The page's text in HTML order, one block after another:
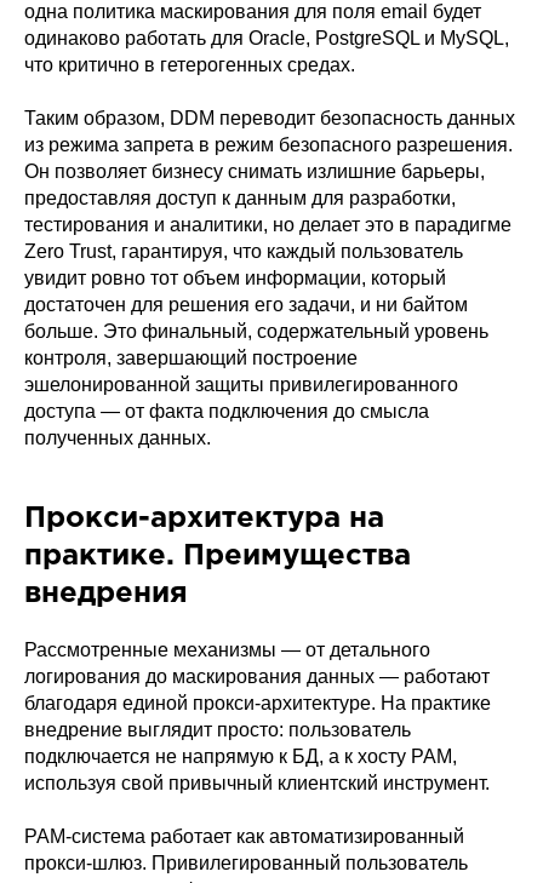
одна политика маскирования для поля email будет
одинаково работать для Oracle, PostgreSQL и MySQL,
что критично в гетерогенных средах.
Таким образом, DDM переводит безопасность данных
из режима запрета в режим безопасного разрешения.
Он позволяет бизнесу снимать излишние барьеры,
предоставляя доступ к данным для разработки,
тестирования и аналитики, но делает это в парадигме
Zero Trust, гарантируя, что каждый пользователь
увидит ровно тот объем информации, который
достаточен для решения его задачи, и ни байтом
больше. Это финальный, содержательный уровень
контроля, завершающий построение
эшелонированной защиты привилегированного
доступа — от факта подключения до смысла
полученных данных.
Прокси-архитектура на
практике. Преимущества
внедрения
Рассмотренные механизмы — от детального
логирования до маскирования данных — работают
благодаря единой прокси-архитектуре. На практике
внедрение выглядит просто: пользователь
подключается не напрямую к БД, а к хосту PAM,
используя свой привычный клиентский инструмент.
PAM-система работает как автоматизированный
прокси-шлюз. Привилегированный пользователь